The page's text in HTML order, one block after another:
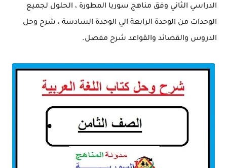
الدراسي الثاني وفق مناهج سوريا المطورة ، الحلول لجميع
الوحدات من الوحدة الرابعة الي الوحدة السادسة ، شرح وحل
الدروس والقصائد والقواعد شرح مفصل.